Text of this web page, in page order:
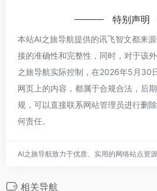
特别声明
本站AI之旅导航提供的讯飞智文都来
接的准确性和完整性，同时，对于该
之旅导航实际控制，在2026年5月30
网页上的内容，都属于合规合法，后
规，可以直接联系网站管理员进行删
何责任。
AI之旅导航致力于优质、实用的网络站点资
相关导航